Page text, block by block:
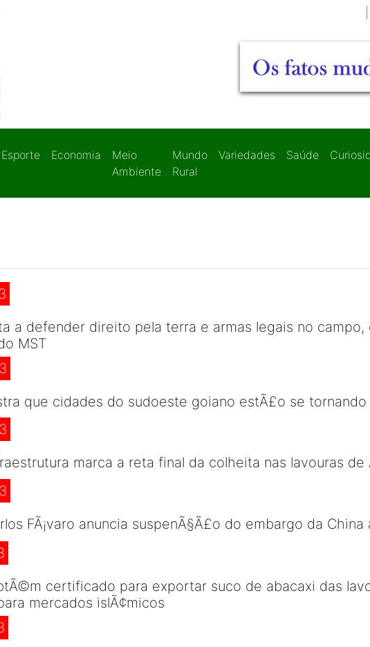
Esporte Economia
Meio
Ambiente
Mundo
Rural
Variedades Saúde
a defender direito pela terra e armas legais no
MST
que cidades do sudoeste goiano estÃ£o se
marca a reta final da colheita nas lavouras de
FÃ¡varo anuncia suspenÃ§Ã£o do embargo da
certificado para exportar suco de abacaxi das
mercados islÃ¢micos